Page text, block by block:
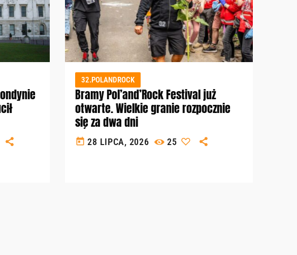
32.POLANDROCK
Bramy Pol’and’Rock Festival już
otwarte. Wielkie granie rozpocznie
się za dwa dni
today 28 LIPCA, 2026 25